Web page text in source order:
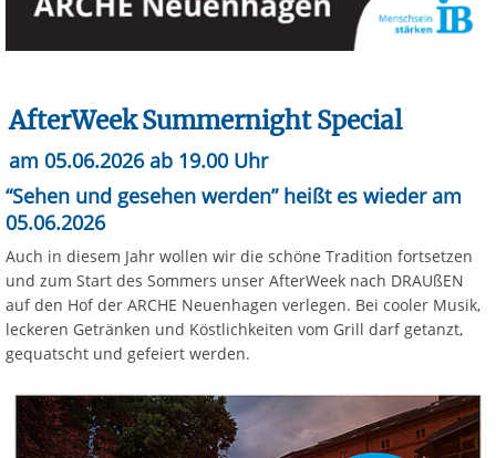
AfterWeek Summernight Special
am 05.06.2026 ab 19.00 Uhr
“Sehen und gesehen werden” heißt es wieder am
05.06.2026
Auch in diesem Jahr wollen wir die schöne Tradition fortsetzen
und zum Start des Sommers unser AfterWeek nach DRAUßEN
auf den Hof der ARCHE Neuenhagen verlegen. Bei cooler Musik,
leckeren Getränken und Köstlichkeiten vom Grill darf getanzt,
gequatscht und gefeiert werden.